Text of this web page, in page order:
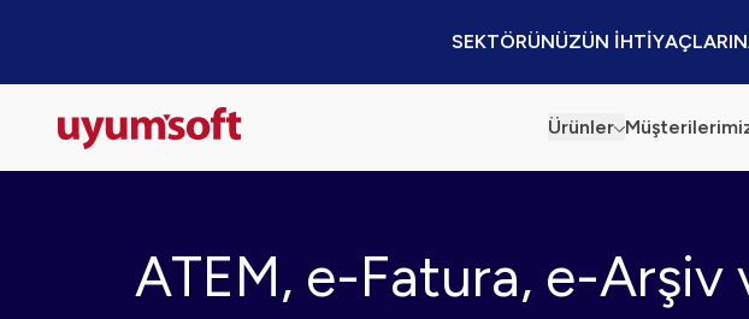
SEKTÖRÜNÜZÜN
Ürünler
ATEM, e-Fatura, e-